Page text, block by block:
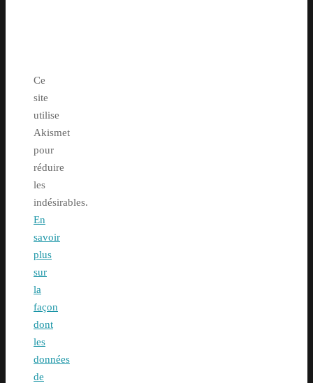
Ce
site
utilise
Akismet
pour
réduire
les
indésirables.
En
savoir
plus
sur
la
façon
dont
les
données
de